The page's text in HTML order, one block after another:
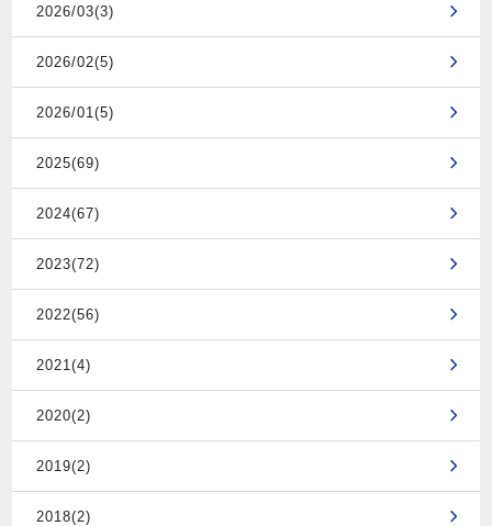
2026/03(3)
2026/02(5)
2026/01(5)
2025(69)
2024(67)
2023(72)
2022(56)
2021(4)
2020(2)
2019(2)
2018(2)